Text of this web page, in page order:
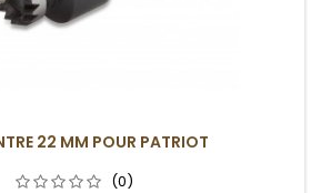
22 MM POUR PATRIOT
(0)